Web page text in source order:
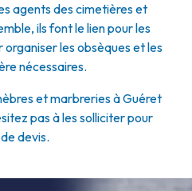
agents des cimetières et
ils font le lien pour les
les obsèques et les
nécessaires.
et marbreries à Guéret
pas à les solliciter pour
devis.